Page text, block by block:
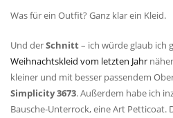
Was für ein Outfit? Ganz klar ein Kleid.
Und derSchnitt– ich würde glaub ich
Weihnachtskleid vom letzten Jahr
kleiner und mit besser passendem
Simplicity 3673. Außerdem habe ich
Bausche-Unterrock, eine Art Petticoat.